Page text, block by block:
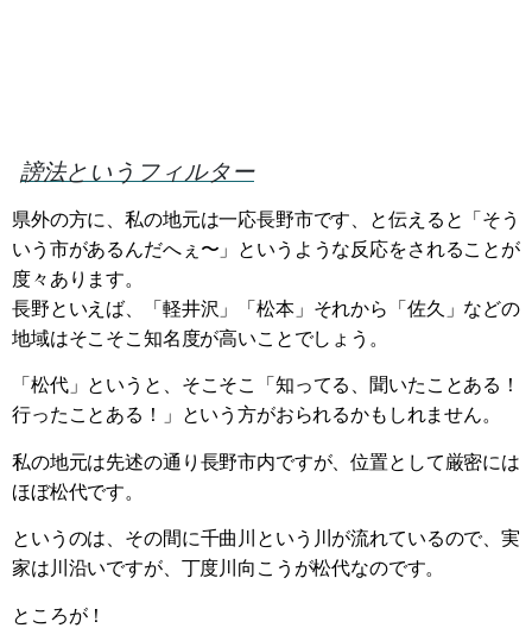
謗法というフィルター
県外の方に、私の地元は一応長野市です、と伝えると「そう
いう市があるんだへぇ〜」というような反応をされることが
度々あります。
長野といえば、「軽井沢」「松本」それから「佐久」などの
地域はそこそこ知名度が高いことでしょう。
「松代」というと、そこそこ「知ってる、聞いたことある！
行ったことある！」という方がおられるかもしれません。
私の地元は先述の通り長野市内ですが、位置として厳密には
ほぼ松代です。
というのは、その間に千曲川という川が流れているので、実
家は川沿いですが、丁度川向こうが松代なのです。
ところが！